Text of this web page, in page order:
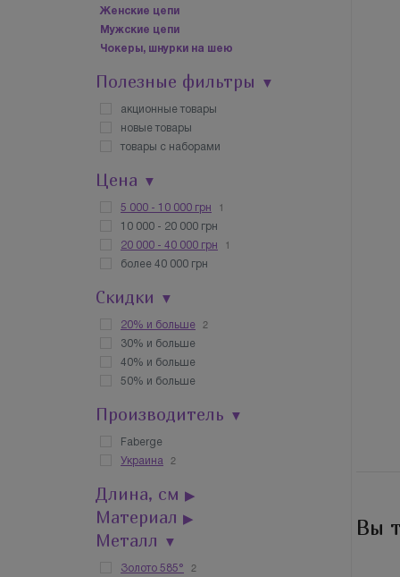
Женские цепи
Мужские цепи
Чокеры, шнурки на шею
Полезные фильтры ▼
акционные товары
новые товары
товары с наборами
Цена ▼
5 000 - 10 000 грн 1
10 000 - 20 000 грн
20 000 - 40 000 грн
1
более 40 000 грн
Скидки ▼
20% и больше 2
30% и больше
40% и больше
50% и больше
Производитель ▼
Faberge
Украина
2
Длина, см ▶
Материал ▶
Металл ▼
Золото 585° 2
Вы